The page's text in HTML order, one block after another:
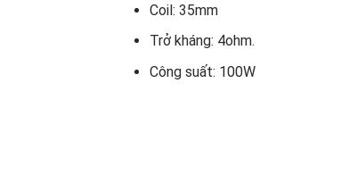
Coil: 35mm
Trở kháng: 4ohm.
Công suất: 100W